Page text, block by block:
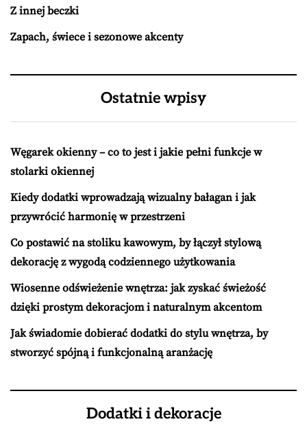
Z innej beczki
Zapach, świece i sezonowe akcenty
Ostatnie wpisy
Węgarek okienny – co to jest i jakie pełni funkcje w
stolarki okiennej
Kiedy dodatki wprowadzają wizualny bałagan i jak
przywrócić harmonię w przestrzeni
Co postawić na stoliku kawowym, by łączył stylową
dekorację z wygodą codziennego użytkowania
Wiosenne odświeżenie wnętrza: jak zyskać świeżość
dzięki prostym dekoracjom i naturalnym akcentom
Jak świadomie dobierać dodatki do stylu wnętrza, by
stworzyć spójną i funkcjonalną aranżację
Dodatki i dekoracje